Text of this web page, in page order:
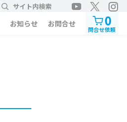
サイト内検索
お知らせ お問合せ 0
問合せ依頼